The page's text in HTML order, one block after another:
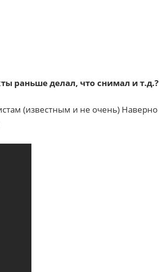
раньше делал, что снимал и т.д.?
(известным и не очень) Наверно